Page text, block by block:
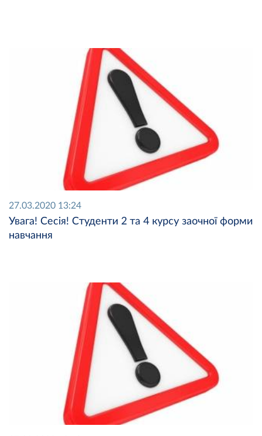
27.03.2020 13:24
Увага! Сесія! Студенти 2 та 4 курсу заочної форми
навчання